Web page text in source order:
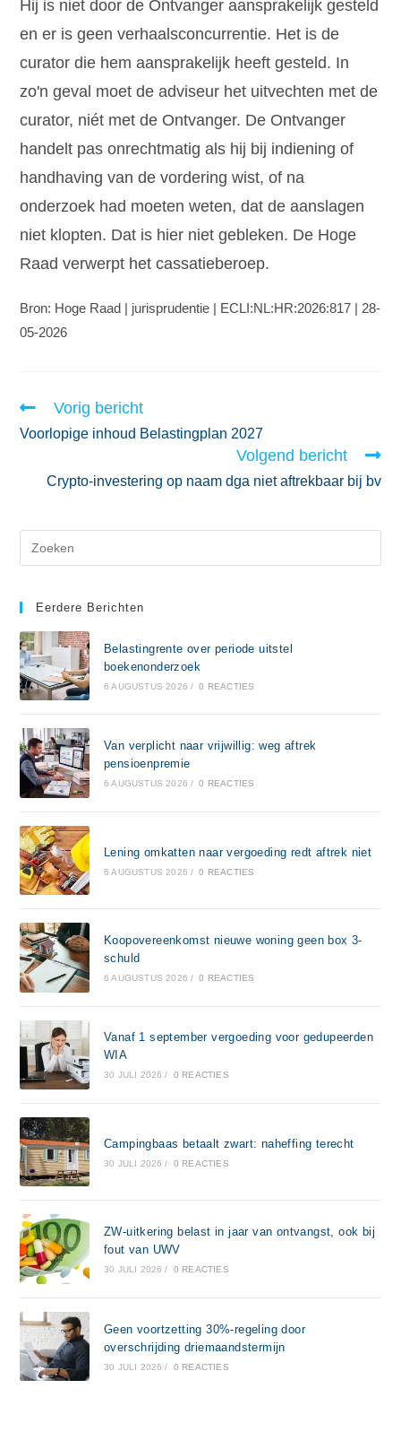
Hij is niet door de Ontvanger aansprakelijk gesteld
en er is geen verhaalsconcurrentie. Het is de
curator die hem aansprakelijk heeft gesteld. In
zo'n geval moet de adviseur het uitvechten met de
curator, niét met de Ontvanger. De Ontvanger
handelt pas onrechtmatig als hij bij indiening of
handhaving van de vordering wist, of na
onderzoek had moeten weten, dat de aanslagen
niet klopten. Dat is hier niet gebleken. De Hoge
Raad verwerpt het cassatieberoep.
Bron: Hoge Raad | jurisprudentie | ECLI:NL:HR:2026:817 | 28-
05-2026
Vorig bericht
Voorlopige inhoud Belastingplan 2027
Volgend bericht
Crypto-investering op naam dga niet aftrekbaar bij bv
Eerdere Berichten
Belastingrente over periode uitstel
boekenonderzoek
6 AUGUSTUS 2026 / 0 REACTIES
Van verplicht naar vrijwillig: weg aftrek
pensioenpremie
6 AUGUSTUS 2026 / 0 REACTIES
Lening omkatten naar vergoeding redt aftrek niet
6 AUGUSTUS 2026 / 0 REACTIES
Koopovereenkomst nieuwe woning geen box 3-
schuld
6 AUGUSTUS 2026 / 0 REACTIES
Vanaf 1 september vergoeding voor gedupeerden
WIA
30 JULI 2026 / 0 REACTIES
Campingbaas betaalt zwart: naheffing terecht
30 JULI 2026 / 0 REACTIES
ZW-uitkering belast in jaar van ontvangst, ook bij
fout van UWV
30 JULI 2026 / 0 REACTIES
Geen voortzetting 30%-regeling door
overschrijding driemaandstermijn
30 JULI 2026 / 0 REACTIES